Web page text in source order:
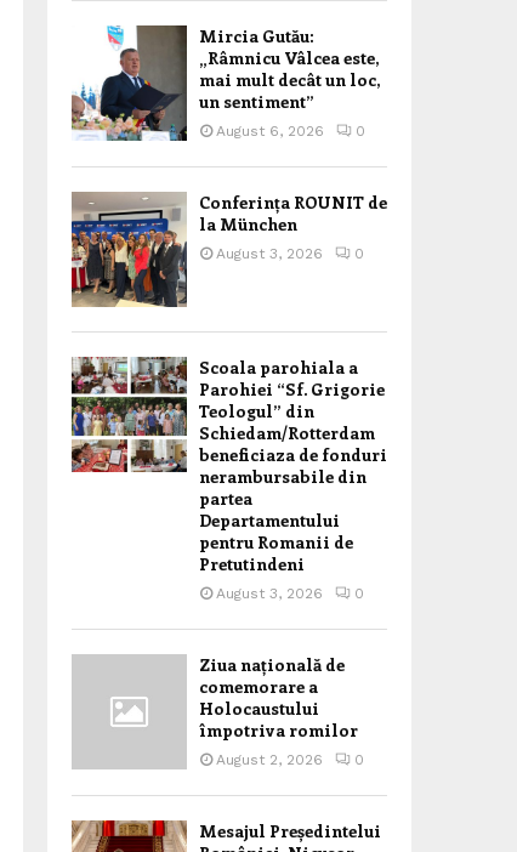
Mircia Gutău:
„Râmnicu Vâlcea este,
mai mult decât un loc,
un sentiment”
August 6, 2026 0
Conferința ROUNIT de
la München
August 3, 2026 0
Scoala parohiala a
Parohiei “Sf. Grigorie
Teologul” din
Schiedam/Rotterdam
beneficiaza de fonduri
nerambursabile din
partea
Departamentului
pentru Romanii de
Pretutindeni
August 3, 2026 0
Ziua națională de
comemorare a
Holocaustului
împotriva romilor
August 2, 2026 0
Mesajul Președintelui